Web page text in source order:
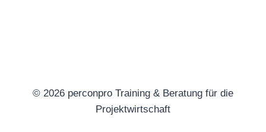
© 2026 perconpro Training & Beratung für die
Projektwirtschaft